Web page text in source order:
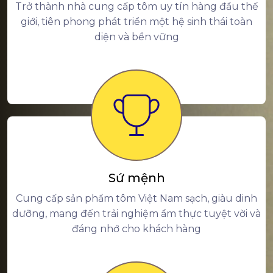
Trở thành nhà cung cấp tôm uy tín hàng đầu thế
giới, tiên phong phát triển một hệ sinh thái toàn
diện và bền vững
Sứ mệnh
Cung cấp sản phẩm tôm Việt Nam sạch, giàu dinh
dưỡng, mang đến trải nghiệm ẩm thực tuyệt vời và
đáng nhớ cho khách hàng